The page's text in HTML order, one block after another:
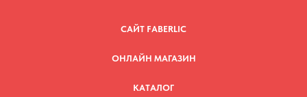
САЙТ FABERLIC
ОНЛАЙН МАГАЗИН
КАТАЛОГ